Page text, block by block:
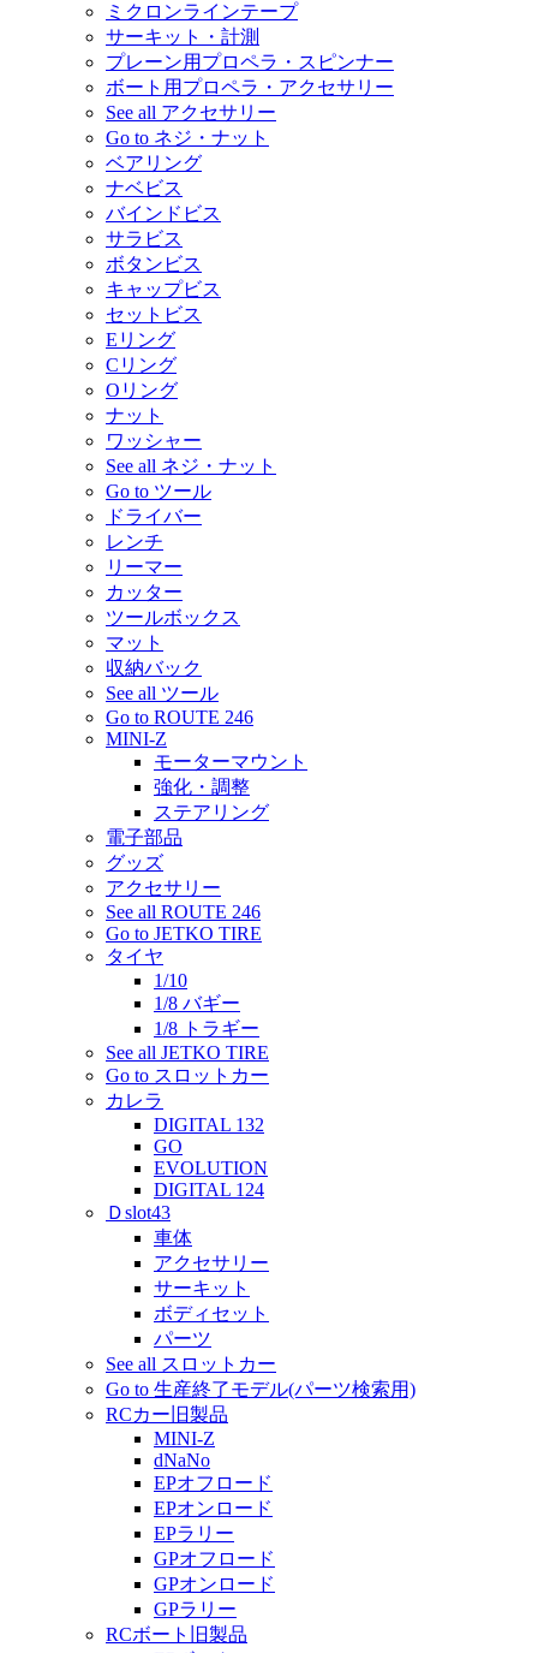
ミクロンラインテープ
サーキット・計測
プレーン用プロペラ・スピンナー
ボート用プロペラ・アクセサリー
See all アクセサリー
Go to ネジ・ナット
ベアリング
ナベビス
バインドビス
サラビス
ボタンビス
キャップビス
セットビス
Eリング
Cリング
Oリング
ナット
ワッシャー
See all ネジ・ナット
Go to ツール
ドライバー
レンチ
リーマー
カッター
ツールボックス
マット
収納バック
See all ツール
Go to ROUTE 246
MINI-Z
モーターマウント
強化・調整
ステアリング
電子部品
グッズ
アクセサリー
See all ROUTE 246
Go to JETKO TIRE
タイヤ
1/10
1/8 バギー
1/8 トラギー
See all JETKO TIRE
Go to スロットカー
カレラ
DIGITAL 132
GO
EVOLUTION
DIGITAL 124
Ｄslot43
車体
アクセサリー
サーキット
ボディセット
パーツ
See all スロットカー
Go to 生産終了モデル(パーツ検索用)
RCカー旧製品
MINI-Z
dNaNo
EPオフロード
EPオンロード
EPラリー
GPオフロード
GPオンロード
GPラリー
RCボート旧製品